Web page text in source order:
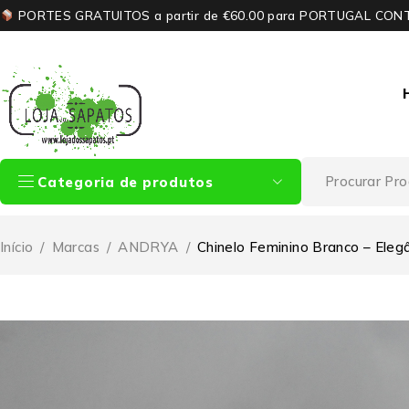
PORTES GRATUITOS a partir de €60.00 para PORTUGAL
Categoria de produtos
Início / Marcas / ANDRYA / Chinelo Feminino Branco –